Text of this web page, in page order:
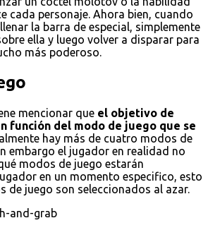
cada personaje. Ahora bien, cuando
la barra de especial, simplemente
ella y luego volver a disparar para
más poderoso.
mencionar que el objetivo de
función del modo de juego que se
hay más de cuatro modos de
embargo el jugador en realidad no
modos de juego estarán
en un momento especifico, esto
de juego son seleccionados al azar.